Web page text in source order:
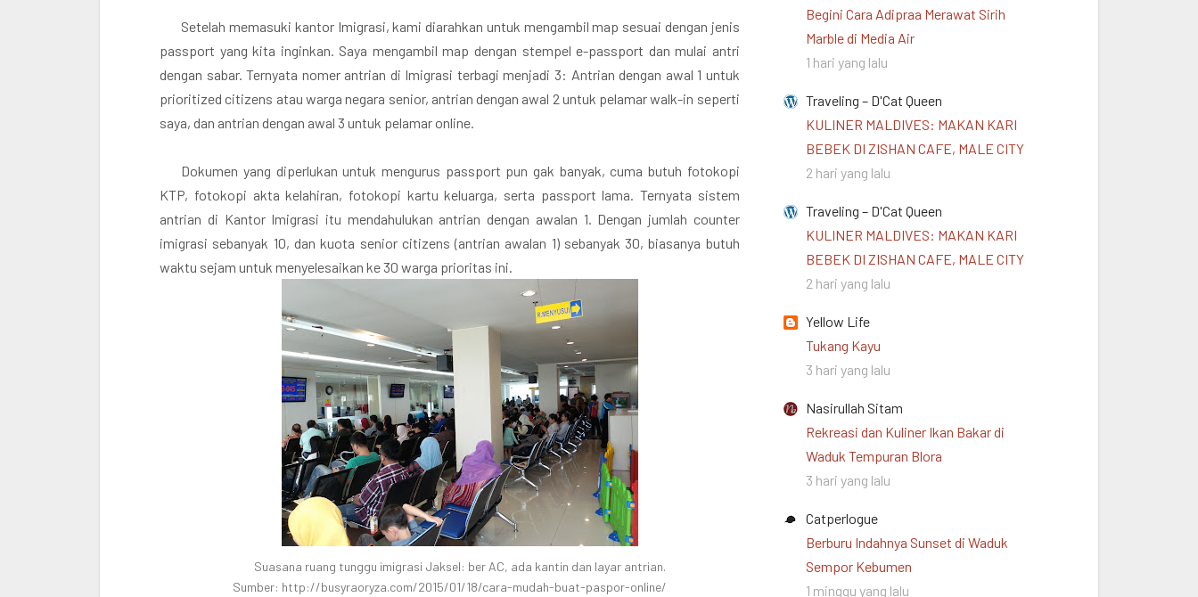
Setelah memasuki kantor Imigrasi, kami diarahkan untuk mengambil map sesuai dengan jenis
passport yang kita inginkan. Saya mengambil map dengan stempel e-passport dan mulai antri
dengan sabar. Ternyata nomer antrian di Imigrasi terbagi menjadi 3: Antrian dengan awal 1 untuk
prioritized citizens atau warga negara senior, antrian dengan awal 2 untuk pelamar walk-in seperti
saya, dan antrian dengan awal 3 untuk pelamar online.
Dokumen yang diperlukan untuk mengurus passport pun gak banyak, cuma butuh fotokopi
KTP, fotokopi akta kelahiran, fotokopi kartu keluarga, serta passport lama. Ternyata sistem
antrian di Kantor Imigrasi itu mendahulukan antrian dengan awalan 1. Dengan jumlah counter
imigrasi sebanyak 10, dan kuota senior citizens (antrian awalan 1) sebanyak 30, biasanya butuh
waktu sejam untuk menyelesaikan ke 30 warga prioritas ini.
Suasana ruang tunggu imigrasi Jaksel: ber AC, ada kantin dan layar antrian.
Sumber: http://busyraoryza.com/2015/01/18/cara-mudah-buat-paspor-online/
Begini Cara Adipraa Merawat Sirih
Marble di Media Air
1 hari yang lalu
Traveling – D'Cat Queen
KULINER MALDIVES: MAKAN KARI
BEBEK DI ZISHAN CAFE, MALE CITY
2 hari yang lalu
Traveling – D'Cat Queen
KULINER MALDIVES: MAKAN KARI
BEBEK DI ZISHAN CAFE, MALE CITY
2 hari yang lalu
Yellow Life
Tukang Kayu
3 hari yang lalu
Nasirullah Sitam
Rekreasi dan Kuliner Ikan Bakar di
Waduk Tempuran Blora
3 hari yang lalu
Catperlogue
Berburu Indahnya Sunset di Waduk
Sempor Kebumen
1 minggu yang lalu